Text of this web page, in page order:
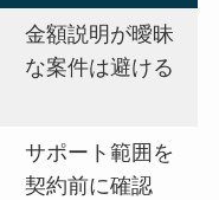
金額説明が曖昧
な案件は避ける
サポート範囲を
契約前に確認